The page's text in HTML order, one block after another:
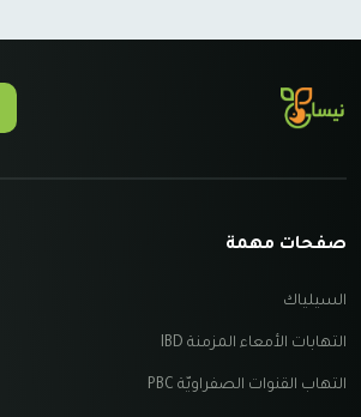
صفحات مهمة
السيلياك
التهابات الأمعاء المزمنة IBD
التهاب القنوات الصفراويّة PBC